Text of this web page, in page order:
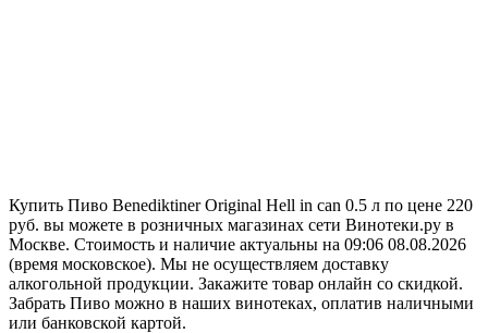
Купить Пиво Benediktiner Original Hell in can 0.5 л по цене 220
руб. вы можете в розничных магазинах сети Винотеки.ру в
Москве. Стоимость и наличие актуальны на 09:06 08.08.2026
(время московское). Мы не осуществляем доставку
алкогольной продукции. Закажите товар онлайн со скидкой.
Забрать Пиво можно в наших винотеках, оплатив наличными
или банковской картой.